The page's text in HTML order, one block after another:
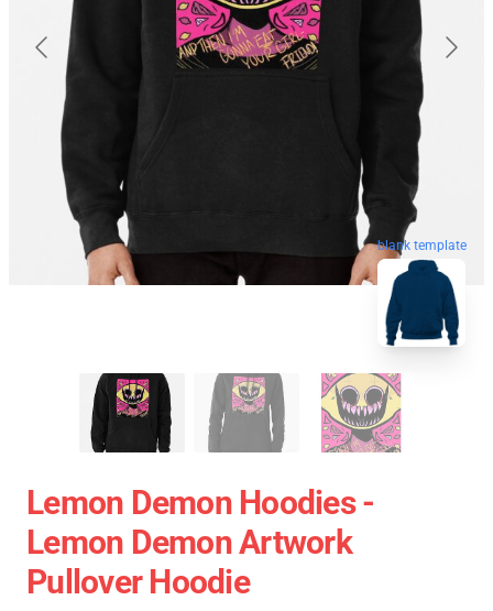
blank template
Lemon Demon Hoodies -
Lemon Demon Artwork
Pullover Hoodie